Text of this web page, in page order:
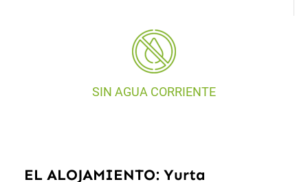
SIN AGUA CORRIENTE
EL ALOJAMIENTO: Yurta